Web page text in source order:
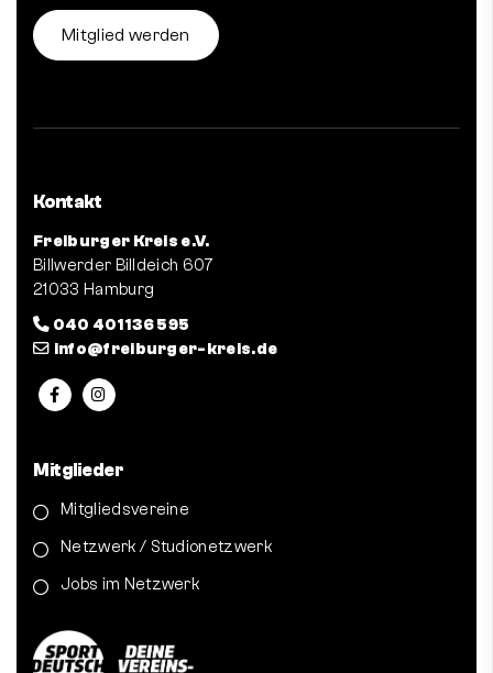
Mitglied werden
Kontakt
Freiburger Kreis e.V.
Billwerder Billdeich 607
21033 Hamburg
040 401 136 595
info@freiburger-kreis.de
Mitglieder
Mitgliedsvereine
Netzwerk / Studionetzwerk
Jobs im Netzwerk